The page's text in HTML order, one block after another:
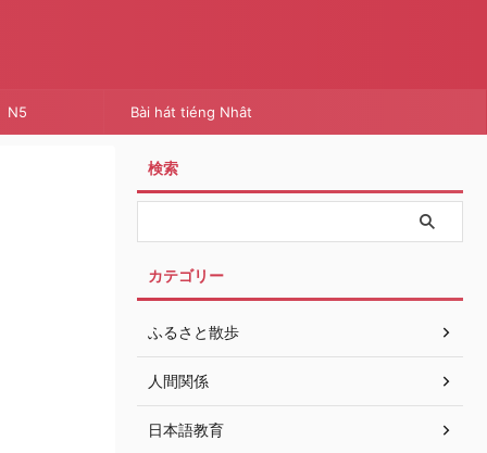
N5 Bài hát tiéng Nhât
検索
カテゴリー
ふるさと散歩
人間関係
日本語教育